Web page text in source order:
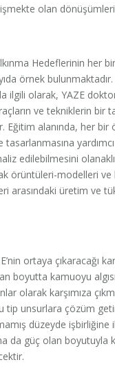
olan
Hedeflerinin her
örnek
ilgili olarak, YAZE
ve tekniklerin bir
Eğitim alanında, her
edilebilmesini olanaklı
örüntüleri-modelleri ve
arasındaki üretim ve
ortaya çıkaracağı
boyutta kamuoyu
olarak karşımıza
tip unsurlara çözüm
düzeyde işbirliğine
güç olan boyutuyla